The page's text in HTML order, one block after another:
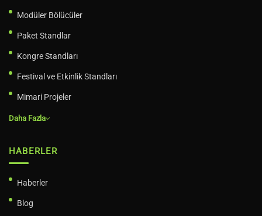
Modüler Bölücüler
Paket Standlar
Kongre Standları
Festival ve Etkinlik Standları
Mimari Projeler
Daha Fazla
HABERLER
Haberler
Blog